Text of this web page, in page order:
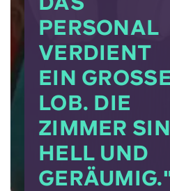
PERSONAL
VERDIENT
EIN
OB. DIE Z
IMMER SIND
ELL UND G
ERÄUMIG."